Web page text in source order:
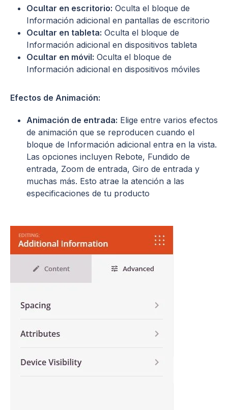
Ocultar en escritorio: Oculta el bloque de
Información adicional en pantallas de escritorio
Ocultar en tableta: Oculta el bloque de
Información adicional en dispositivos tableta
Ocultar en móvil: Oculta el bloque de
Información adicional en dispositivos móviles
Efectos de Animación:
Animación de entrada: Elige entre varios efectos
de animación que se reproducen cuando el
bloque de Información adicional entra en la vista.
Las opciones incluyen Rebote, Fundido de
entrada, Zoom de entrada, Giro de entrada y
muchas más. Esto atrae la atención a las
especificaciones de tu producto